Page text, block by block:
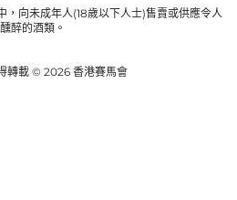
，向未成年人(18歲以下人士)售賣或供應令人
醺醉的酒類。
轉載 © 2026 香港賽馬會